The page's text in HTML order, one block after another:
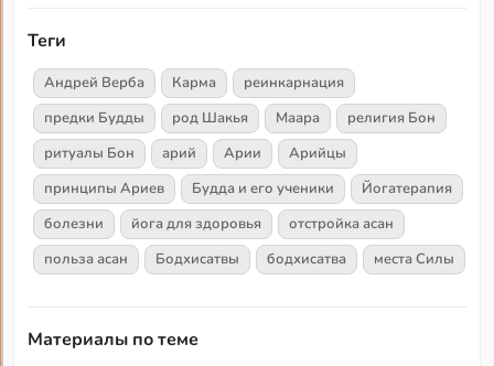
Теги
Андрей Верба Карма
реинкарнация
предки Будды
род Шакья Маара
религия Бон
ритуалы Бон
арий Арии
Арийцы
принципы Ариев
Будда и его ученики
Йогатерапия
болезни
йога для здоровья
отстройка асан
польза асан
Бодхисатвы бодхисатва места Силы
Материалы по теме